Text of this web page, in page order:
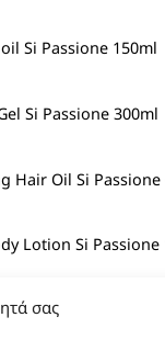
σας
Si Passione 150ml
Si Passione 300ml
Hair Oil Si Passione
Lotion Si Passione
Oil Shimmer Si